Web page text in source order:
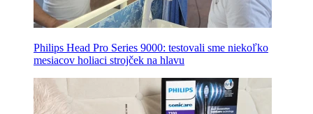
Philips Head Pro Series 9000: testovali sme niekoľko
mesiacov holiaci strojček na hlavu